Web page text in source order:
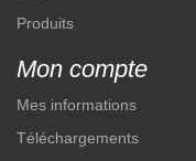
Produits
Mon compte
Mes informations
Téléchargements